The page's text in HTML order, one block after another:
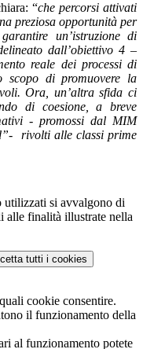
“che percorsi attivati
preziosa opportunità per
un’istruzione di
dall’obiettivo 4 –
reale dei processi di
scopo di promuovere la
Ora, un’altra sfida ci
di coesione, a breve
- promossi dal MIM
rivolti alle classi prime
utilizzati si avvalgono di
alle finalità illustrate nella
tutti i cookies
cookie consentire.
il funzionamento della
al funzionamento potete